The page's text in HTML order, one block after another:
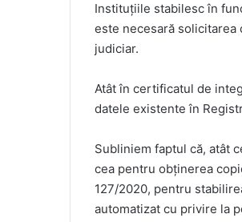
Instituțiile stabilesc în
este necesară
judiciar.
Atât în certificatul de
datele existente în
Subliniem faptul că, atât
cea pentru obținerea
127/2020, pentru
automatizat cu privire la